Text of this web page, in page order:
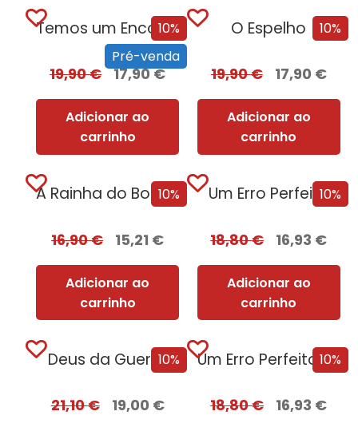
10%
Pré-venda
Temos um Encontro (Outra Vez) – Edição...
19,90€ 17,90€
Adicionar ao
carrinho
10%
O Espelho
19,90€ 17,90 €
Adicionar ao
carrinho
10%
A Rainha do BookTok
16,90€ 15,21 €
Adicionar ao
carrinho
10%
Um Erro Perfeito
18,80€ 16,93 €
Adicionar ao
carrinho
10%
Deus da Guerra
21,10€ 19,00 €
10%
Um Erro Perfeito – Edição com EDGES
18,80€ 16,93 €